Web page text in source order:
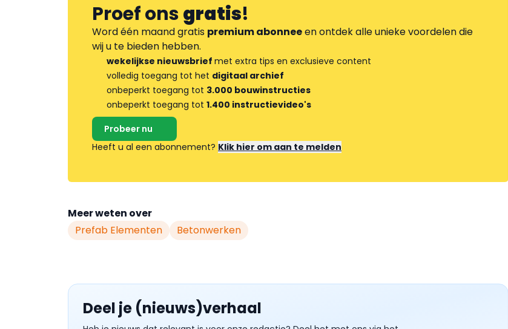
Proef onsgratis!
Word één maand gratis premium abonneeen ontdek alle unieke voordelen die
wij u te bieden hebben.
wekelijkse nieuwsbrief met extra tips en exclusieve content
volledig toegang tot het digitaal archief
onbeperkt toegang tot 3.000 bouwinstructies
onbeperkt toegang tot 1.400 instructievideo's
Probeer nu
Heeft u al een abonnement? Klik hier om aan te melden
Meer weten over
Prefab Elementen
Betonwerken
Deel je (nieuws)verhaal